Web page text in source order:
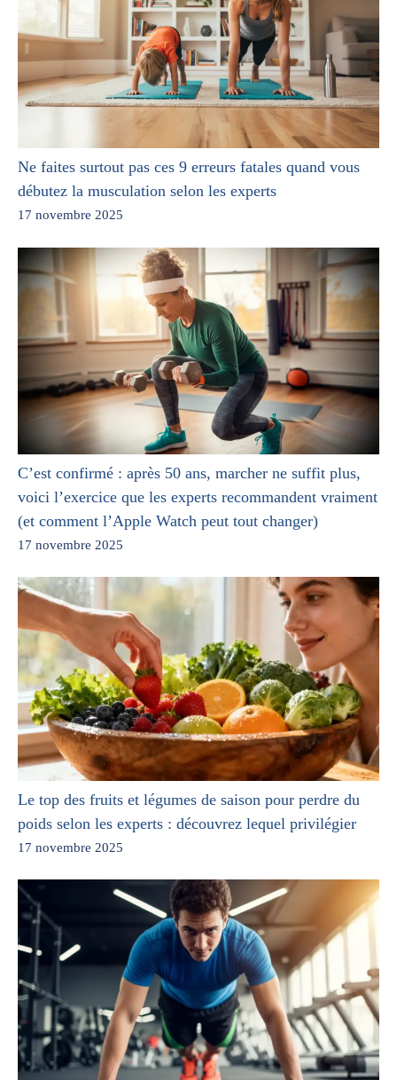
Ne faites surtout pas ces 9 erreurs fatales quand vous
débutez la musculation selon les experts
17 novembre 2025
C’est confirmé : après 50 ans, marcher ne suffit plus,
voici l’exercice que les experts recommandent vraiment
(et comment l’Apple Watch peut tout changer)
17 novembre 2025
Le top des fruits et légumes de saison pour perdre du
poids selon les experts : découvrez lequel privilégier
17 novembre 2025